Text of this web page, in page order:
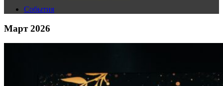
События
Март 2026